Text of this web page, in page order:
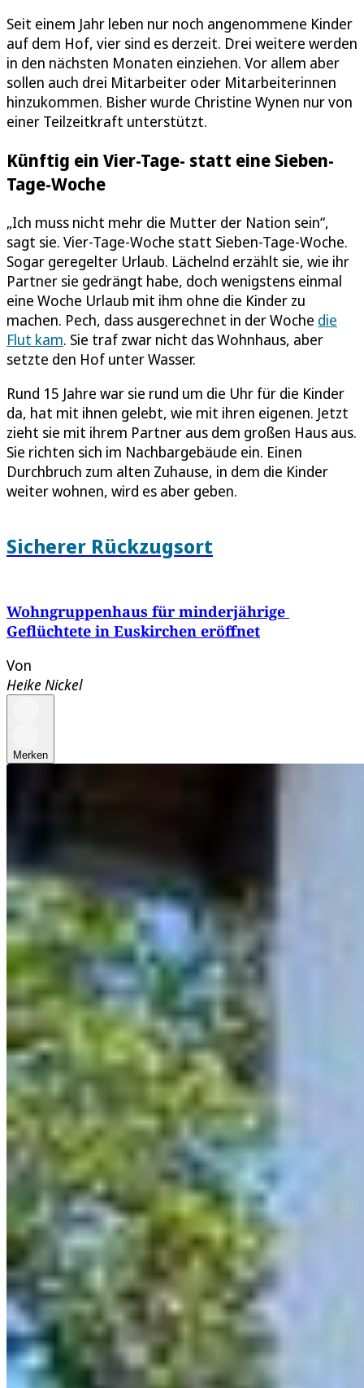
Seit einem Jahr leben nur noch angenommene Kinder
auf dem Hof, vier sind es derzeit. Drei weitere werden
in den nächsten Monaten einziehen. Vor allem aber
sollen auch drei Mitarbeiter oder Mitarbeiterinnen
hinzukommen. Bisher wurde Christine Wynen nur von
einer Teilzeitkraft unterstützt.
Künftig ein Vier-Tage- statt eine Sieben-
Tage-Woche
„Ich muss nicht mehr die Mutter der Nation sein“,
sagt sie. Vier-Tage-Woche statt Sieben-Tage-Woche.
Sogar geregelter Urlaub. Lächelnd erzählt sie, wie ihr
Partner sie gedrängt habe, doch wenigstens einmal
eine Woche Urlaub mit ihm ohne die Kinder zu
machen. Pech, dass ausgerechnet in der Woche die
Flut kam. Sie traf zwar nicht das Wohnhaus, aber
setzte den Hof unter Wasser.
Rund 15 Jahre war sie rund um die Uhr für die Kinder
da, hat mit ihnen gelebt, wie mit ihren eigenen. Jetzt
zieht sie mit ihrem Partner aus dem großen Haus aus.
Sie richten sich im Nachbargebäude ein. Einen
Durchbruch zum alten Zuhause, in dem die Kinder
weiter wohnen, wird es aber geben.
Sicherer Rückzugsort
Wohngruppenhaus für minderjährige
Geflüchtete in Euskirchen eröffnet
Von
Heike Nickel
Merken